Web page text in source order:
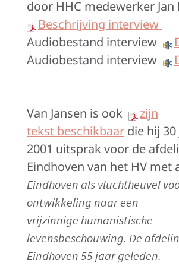
door HHC medewerker Jan
Beschrijving interview
Audiobestand interview
Audiobestand interview
Van Jansen is ook
zijn
tekst beschikbaar die hij
2001 uitsprak voor de
Eindhoven van het HV met
Eindhoven als vluchtheuvel
ontwikkeling naar een
vrijzinnige humanistische
levensbeschouwing. De
Eindhoven 55 jaar geleden.